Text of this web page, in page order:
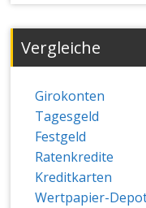
Vergleiche
Girokonten
Tagesgeld
Festgeld
Ratenkredite
Kreditkarten
Wertpapier-